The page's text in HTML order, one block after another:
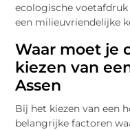
ecologische
een milieuvriendelijke
Waar moet je
kiezen van
Assen
Bij het kiezen van een
belangrijke factoren